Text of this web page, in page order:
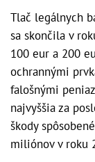
Tlač legálnych
sa skončila v
100 eur a 200
ochrannými
falošnými
najvyššia za
škody
miliónov v roku